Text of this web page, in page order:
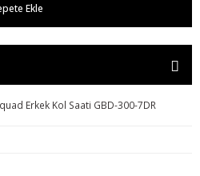
Ekle
Erkek Kol Saati GBD-300-7DR